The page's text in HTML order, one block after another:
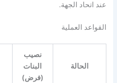
عند اتحاد الجهة.
القواعد العملية
الحالة
نصيب
البنات
(فرض)